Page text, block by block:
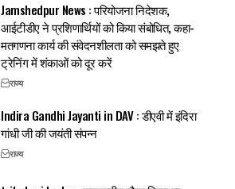
Jamshedpur News : परियोजना निदेशक,
आईटीडीए ने प्रशिणार्थियों को किया संबोधित, कहा-
मतगणना कार्य की संवेदनशीलता को समझते हुए
ट्रेनिंग में शंकाओं को दूर करें
राज्य
Indira Gandhi Jayanti in DAV : डीएवी में इंदिरा
गांधी जी की जयंती संपन्न
राज्य